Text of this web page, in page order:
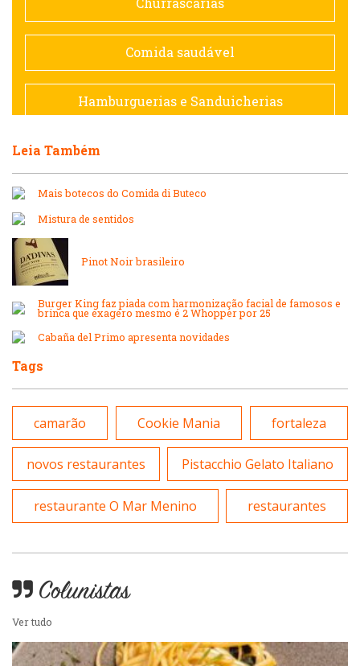
Espanhola
Francesa
Massas
Peixes e Frutos do Mar
Pizzarias
Portuguesa
Comida saudável
Hamburguerias e Sanduicherias
Lanchonetes
Padarias e Confeitarias
Peixes e Frutos do Mar
Portuguesa
Sobremesas e sorvetes
Leia Também
Mais botecos do Comida di Buteco
Mistura de sentidos
Pinot Noir brasileiro
Burger King faz piada com harmonização facial de famosos e
brinca que exagero mesmo é 2 Whopper por 25
Cabaña del Primo apresenta novidades
Tags
camarão Cookie Mania fortaleza
novos restaurantes Pistacchio Gelato Italiano
restaurante O Mar Menino restaurantes
Colunistas
Ver tudo